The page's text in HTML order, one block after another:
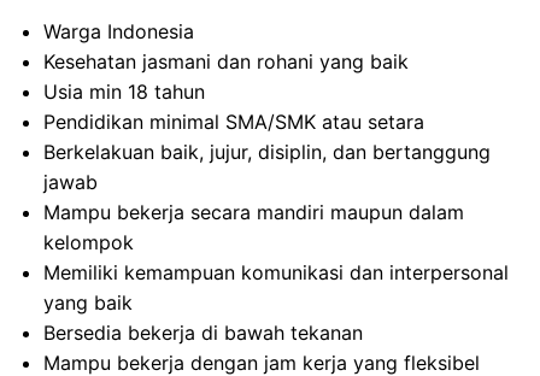
Warga Indonesia
Kesehatan jasmani dan rohani yang baik
Usia min 18 tahun
Pendidikan minimal SMA/SMK atau setara
Berkelakuan baik, jujur, disiplin, dan bertanggung
jawab
Mampu bekerja secara mandiri maupun dalam
kelompok
Memiliki kemampuan komunikasi dan interpersonal
yang baik
Bersedia bekerja di bawah tekanan
Mampu bekerja dengan jam kerja yang fleksibel